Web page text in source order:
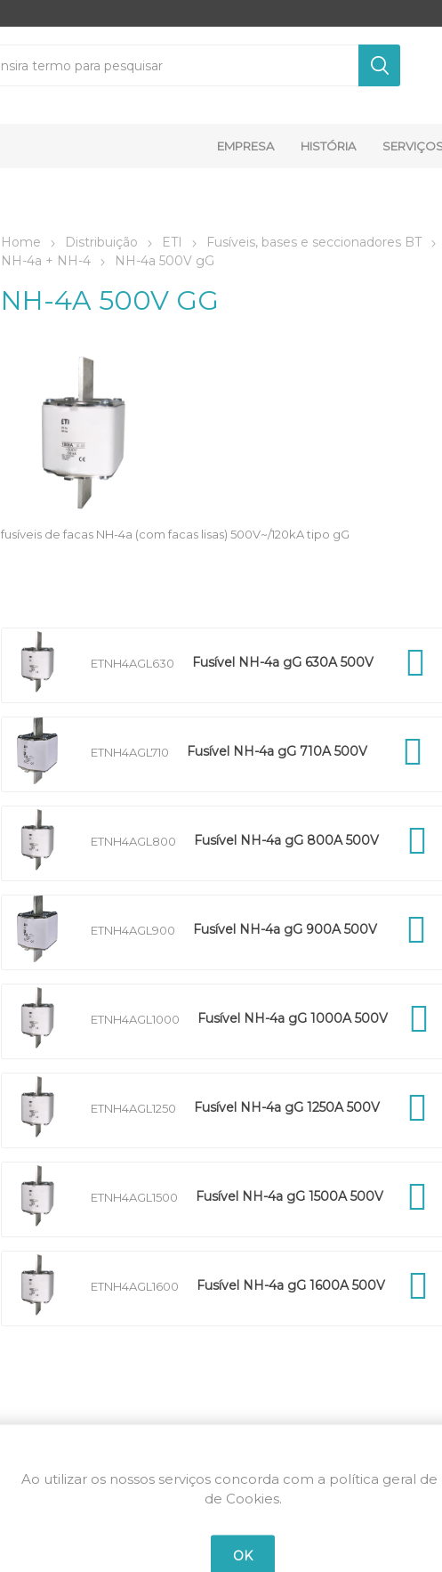
EMPRESA HISTÓRIA
Home Distribuição ETI
Fusíveis, bases e seccionadores BT
NH-4a + NH-4
NH-4a 500V gG
NH-4A 500V GG
fusíveis de facas NH-4a (com facas lisas) 500V~/120kA tipo gG
ETNH4AGL630 Fusível NH-4a gG 630A 500V
ETNH4AGL710 Fusível NH-4a gG 710A 500V
ETNH4AGL800 Fusível NH-4a gG 800A 500V
ETNH4AGL900 Fusível NH-4a gG 900A 500V
ETNH4AGL1000 Fusível NH-4a gG 1000A 500V
ETNH4AGL1250 Fusível NH-4a gG 1250A 500V
ETNH4AGL1500 Fusível NH-4a gG 1500A 500V
ETNH4AGL1600 Fusível NH-4a gG 1600A 500V
Ao utilizar os nossos serviços concorda com a política geral de
de Cookies.
OK